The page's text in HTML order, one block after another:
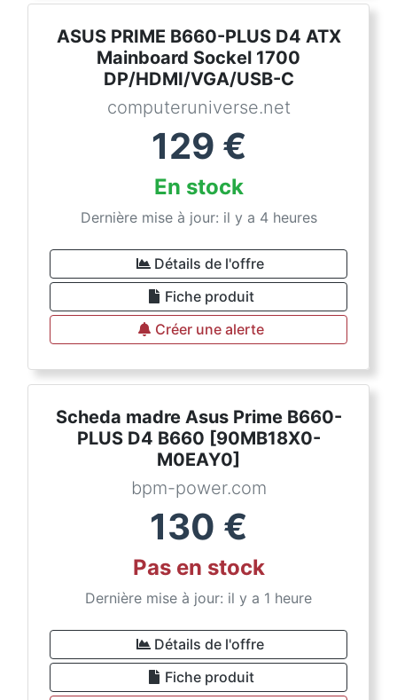
ASUS PRIME B660-PLUS D4 ATX
Mainboard Sockel 1700
DP/HDMI/VGA/USB-C
computeruniverse.net
129 €
En stock
Dernière mise à jour: il y a 4 heures
Détails de l'offre
Fiche produit
Créer une alerte
Scheda madre Asus Prime B660-
PLUS D4 B660 [90MB18X0-
M0EAY0]
bpm-power.com
130 €
Pas en stock
Dernière mise à jour: il y a 1 heure
Détails de l'offre
Fiche produit